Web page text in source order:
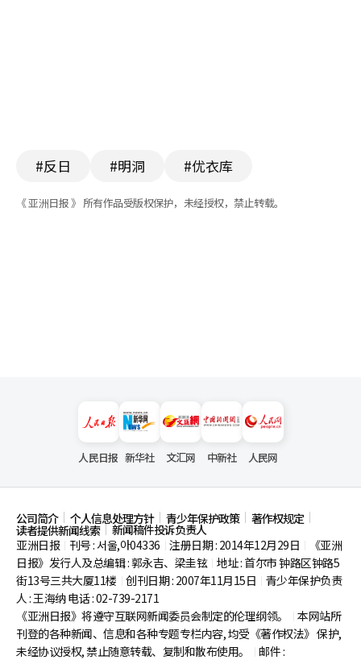
#反日 #明洞 #优衣库
《 亚洲日报 》 所有作品受版权保护，未经授权，禁止转载。
人民日报 新华社 文汇网 中新社 人民网
公司简介 个人信息处理方针 青少年保护政策 著作权规定
读者提供新闻线索
新闻稿件投诉负责人
亚洲日报
刊号 : 서울,아04336 注册日期 : 2014年12月29日
《亚洲
日报》发行人及总编辑 : 郭永吉、梁圭铉 地址 : 首尔市钟路区钟路5
街13号三共大厦11楼 创刊日期 : 2007年11月15日
青少年保护负责
人 : 王海纳 电话 : 02-739-2171
《亚洲日报》将遵守互联网新闻委员会制定的伦理纲领。
本网站所
刊登的各种新闻、信息和各种专题专栏内容, 均受《著作权法》 保护,
未经协议授权, 禁止随意转载、复制和散布使用。
邮件 :